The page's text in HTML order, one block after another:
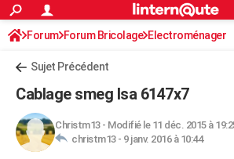
ACTUALITÉS
Politique
Société
Faits Divers
Education
Monde
Villes
+
FINANCE
Retraite
Impôts
Epargne
Immobilier
Risques naturels par ville
Banque
Assurance
Crédit
AUTO
S'inscrire
Connexion
Forum Forum Bricolage Electroménager
Sujet Précédent
Cablage smeg lsa 6147x7
Christm13- Modifié le 11 déc. 2015 à
christm13 - 9 janv. 2016 à 10:44